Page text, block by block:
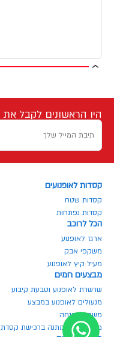
היו הראשונים לקבל
קסדות לאופנועים
קסדות שטח
קסדות נפתחות
הכל לרוכב
ארגז לאופנוע
משקפי אבק
מעיל קיץ לאופנוע
מבצעים חמים
שרשרת לאופנוע וטבעת קיבוע
מנעולים לאופנוע במבצע
משקף בהנחה
משקף אבק מתנה ברכישת קסדת WOLF